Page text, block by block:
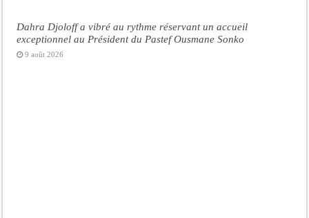
Dahra Djoloff a vibré au rythme réservant un accueil
exceptionnel au Président du Pastef Ousmane Sonko
9 août 2026